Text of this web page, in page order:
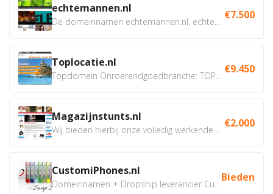
echtemannen.nl €7.500
Toplocatie.nl €9.450
Magazijnstunts.nl €2.000
CustomiPhones.nl Bieden